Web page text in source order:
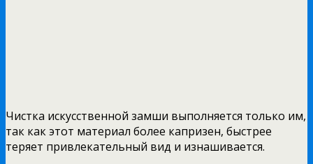
Чистка искусственной замши выполняется только им,
так как этот материал более капризен, быстрее
теряет привлекательный вид и изнашивается.